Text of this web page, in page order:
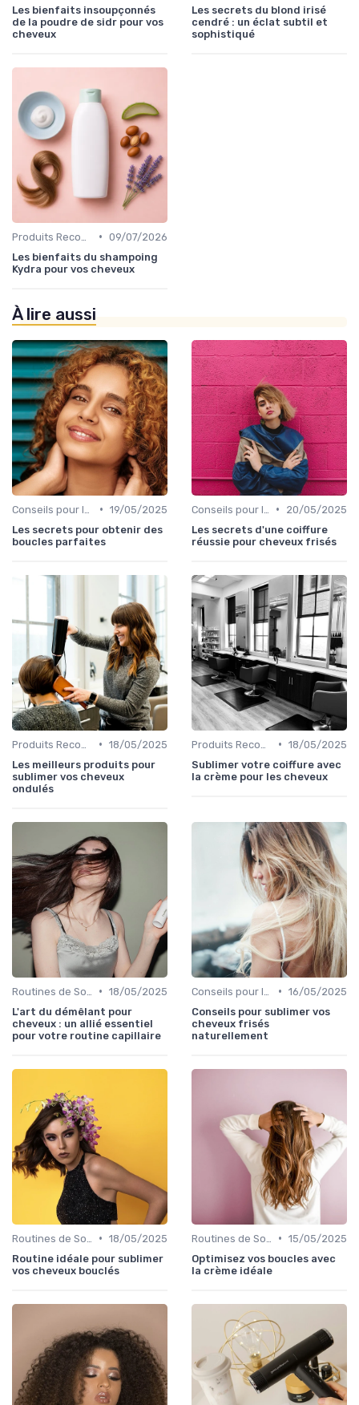
Les bienfaits insoupçonnés
de la poudre de sidr pour vos
cheveux
Les secrets du blond irisé
cendré : un éclat subtil et
sophistiqué
• 09/07/2026
Les bienfaits du shampoing
Kydra pour vos cheveux
À lire aussi
• 19/05/2025
Les secrets pour obtenir des
boucles parfaites
•
20/05/2025
Les secrets d'une coiffure
réussie pour cheveux frisés
• 18/05/2025
Les meilleurs produits pour
sublimer vos cheveux
ondulés
• 18/05/2025
Sublimer votre coiffure avec
la crème pour les cheveux
• 18/05/2025
L'art du démêlant pour
cheveux : un allié essentiel
pour votre routine capillaire
• 16/05/2025
Conseils pour sublimer vos
cheveux frisés
naturellement
• 18/05/2025
Routine idéale pour sublimer
vos cheveux bouclés
• 15/05/2025
Optimisez vos boucles avec
la crème idéale